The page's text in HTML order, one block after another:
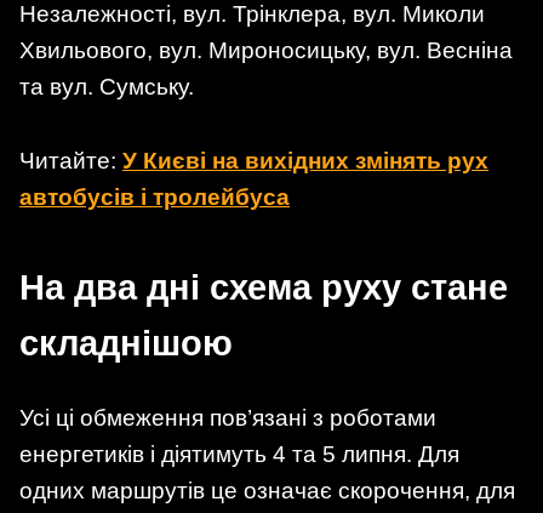
Незалежності, вул. Трінклера, вул. Миколи
Хвильового, вул. Мироносицьку, вул. Весніна
та вул. Сумську.
Читайте: У Києві на вихідних змінять рух
автобусів і тролейбуса
На два дні схема руху стане
складнішою
Усі ці обмеження пов’язані з роботами
енергетиків і діятимуть 4 та 5 липня. Для
одних маршрутів це означає скорочення, для